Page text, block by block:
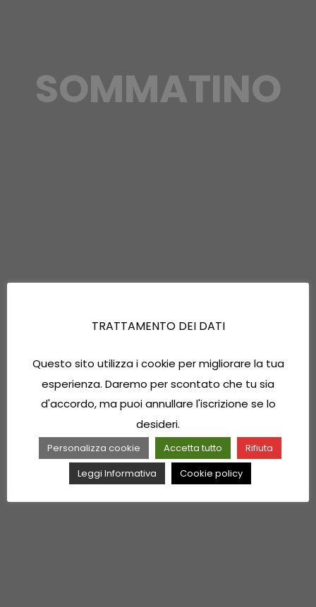
SOMMATINO
TRATTAMENTO DEI DATI
Questo sito utilizza i cookie per migliorare la tua
esperienza. Daremo per scontato che tu sia
d'accordo, ma puoi annullare l'iscrizione se lo
desideri.
Personalizza cookie Accetta tutto
Rifiuta
Leggi Informativa
Cookie policy